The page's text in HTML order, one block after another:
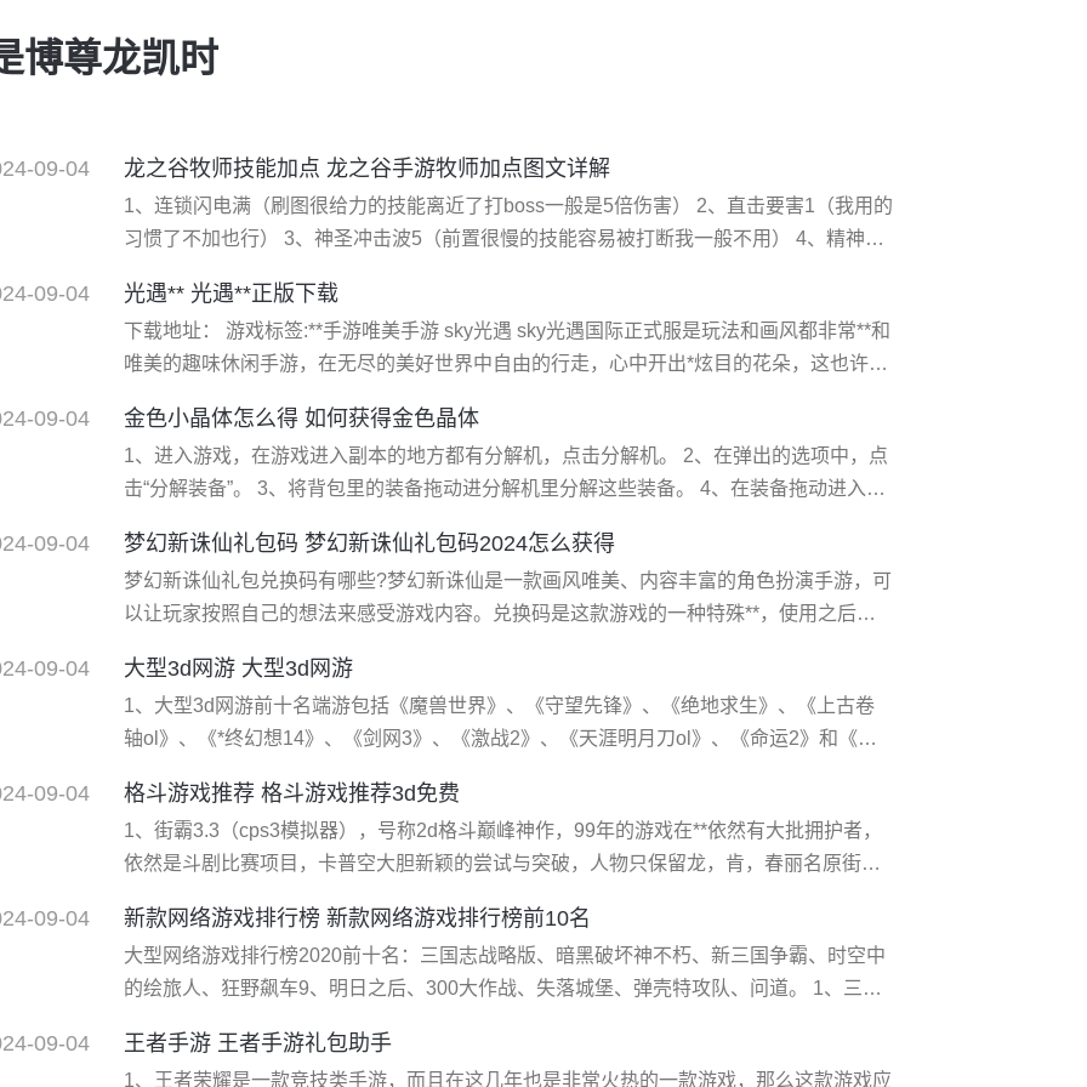
博尊龙凯时
09-04 龙之谷牧师技能加点 龙之谷手游牧师加点图文详解
1、连锁闪电满（刷图很给力的技能离近了打boss一般是5倍伤害） 2、直击要害1（我用的
习惯了不加也行） 3、神圣冲击波5（前置很慢的技能容易被打断我一般不用） 4、精神掌
6、精神爆破远程技能激发技能不用放到技能表里没事就用用 7
09-04 光遇** 光遇**正版下载
下载地址： 游戏标签:**手游唯美手游 sky光遇 sky光遇国际正式服是玩法和画风都非常**和
唯美的趣味休闲手游，在无尽的美好世界中自由的行走，心中开出*炫目的花朵，这也许就
遇国际版正式服内容介绍由网易游戏代理的《光·遇》中，你将牵手小王子，开启一段奇妙
之旅：游历特别的星球，在相互陪伴中建立羁绊
09-04 金色小晶体怎么得 如何获得金色晶体
1、进入游戏，在游戏进入副本的地方都有分解机，点击分解机。 2、在弹出的选项中，点
击“分解装备”。 3、将背包里的装备拖动进分解机里分解这些装备。 4、在装备拖动进入分
得了大量的无色小晶体。需要注意只有分解普通和高级装备才可以获得大量的无色小晶
体。 1、一：去拍卖行，在搜索栏上打“金色小晶体” 2、二
09-04 梦幻新诛仙礼包码 梦幻新诛仙礼包码2024怎么获得
梦幻新诛仙礼包兑换码有哪些?梦幻新诛仙是一款画风唯美、内容丰富的角色扮演手游，可
以让玩家按照自己的想法来感受游戏内容。兑换码是这款游戏的一种特殊**，使用之后玩
小编一起看看梦幻新诛仙礼包兑换码有哪些的攻略吧!内容十分详细，希望对你有所帮助。
梦幻新诛仙礼包兑换码**大全一览 1、首先玩家进入游戏后点击左上角的**按钮。
09-04 大型3d网游 大型3d网游
1、大型3d网游前十名端游包括《魔兽世界》、《守望先锋》、《绝地求生》、《上古卷
轴ol》、《*终幻想14》、《剑网3》、《激战2》、《天涯明月刀ol》、《命运2》和《使
容、**的玩法和深度的社交互动，赢得了全球玩家的喜爱。其中，《魔兽世界》以其庞大
的世界观、多样的职业设定和深入的剧情线
09-04 格斗游戏推荐 格斗游戏推荐3d免费
1、街霸3.3（cps3模拟器），号称2d格斗巅峰神作，99年的游戏在**依然有大批拥护者，
依然是斗剧比赛项目，卡普空大胆新颖的尝试与突破，人物只保留龙，肯，春丽名原街霸
手出招时你依然可以向前冲**对方。此游戏系统有些深奥复杂，有好多东西好多招式都很
难懂，但你要花时间去研究它
09-04 新款网络游戏排行榜 新款网络游戏排行榜前10名
大型网络游戏排行榜2020前十名：三国志战略版、暗黑破坏神不朽、新三国争霸、时空中
的绘旅人、狂野飙车9、明日之后、300大作战、失落城堡、弹壳特攻队、问道。 1、三国
到*精彩刺激的三国世界，魏蜀吴三足鼎立继续延续，玩家在这里可以任意选择阵营，**各
09-04 王者手游 王者手游礼包助手
1、王者荣耀是一款竞技类手游，而且在这几年也是非常火热的一款游戏，那么这款游戏应